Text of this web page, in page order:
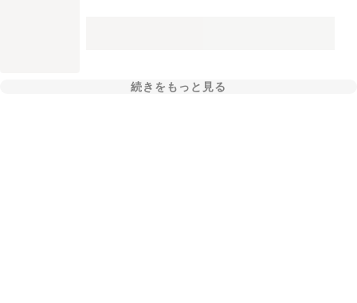
続きをもっと見る